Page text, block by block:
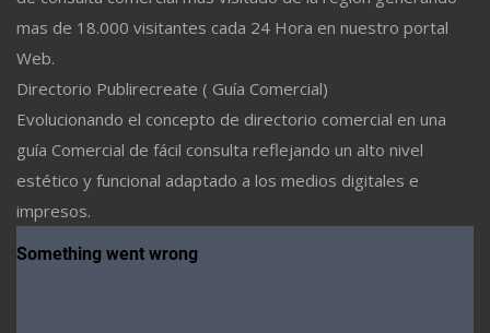
mas de 18.000 visitantes cada 24 Hora en nuestro portal
Web.
Directorio Publirecreate ( Guía Comercial)
Evolucionando el concepto de directorio comercial en una
guía Comercial de fácil consulta reflejando un alto nivel
estético y funcional adaptado a los medios digitales e
impresos.